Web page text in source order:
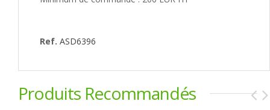
Ref. ASD6396
Produits Recommandés